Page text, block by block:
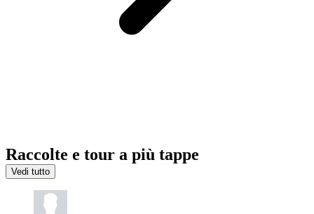
Raccolte e tour a più tappe
Vedi tutto